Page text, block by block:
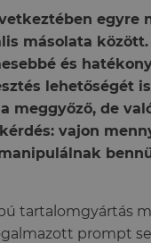
egyre
másolata között.
és
lehetőségét
meggyőző, de
vajon
tartalomgyártás
prompt